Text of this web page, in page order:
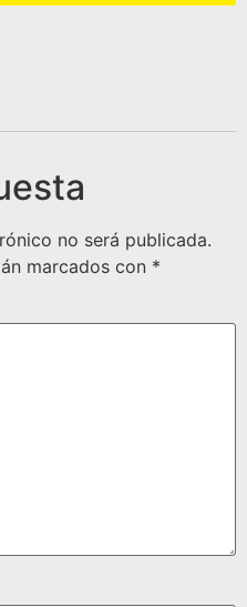
no será publicada.
marcados con *